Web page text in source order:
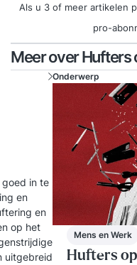
Als u 3 of meer artikelen
pro-
Meer over Hufters
goed in te
en
en
op het
uitgebreid
Onderwerp
Mens en Werk
Hufters